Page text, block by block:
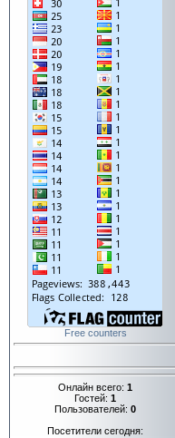
Free counters
Онлайн всего: 1
Гостей: 1
Пользователей: 0
Посетители сегодня: